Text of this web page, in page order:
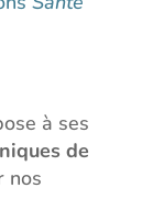
à ses
de
nos